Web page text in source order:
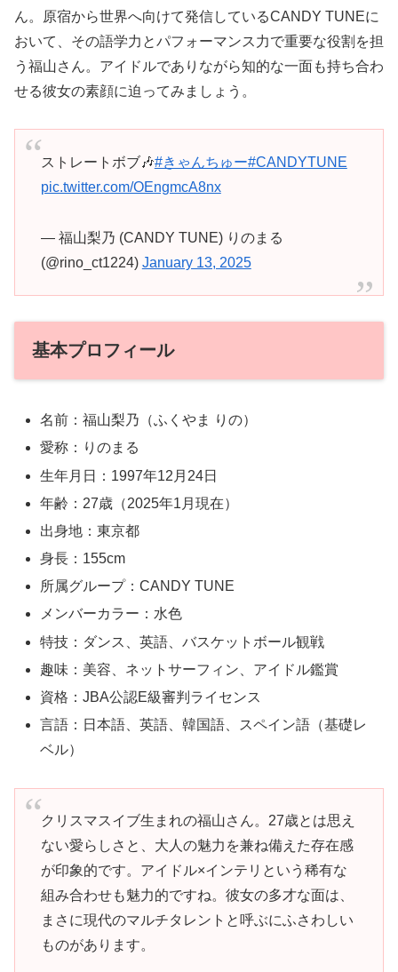
ん。原宿から世界へ向けて発信しているCANDY TUNEに
おいて、その語学力とパフォーマンス力で重要な役割を担
う福山さん。アイドルでありながら知的な一面も持ち合わ
せる彼女の素顔に迫ってみましょう。
ストレートボブ🎶#きゃんちゅー#CANDYTUNE
pic.twitter.com/OEngmcA8nx
— 福山梨乃 (CANDY TUNE) りのまる
(@rino_ct1224) January 13, 2025
基本プロフィール
名前：福山梨乃（ふくやま りの）
愛称：りのまる
生年月日：1997年12月24日
年齢：27歳（2025年1月現在）
出身地：東京都
身長：155cm
所属グループ：CANDY TUNE
メンバーカラー：水色
特技：ダンス、英語、バスケットボール観戦
趣味：美容、ネットサーフィン、アイドル鑑賞
資格：JBA公認E級審判ライセンス
言語：日本語、英語、韓国語、スペイン語（基礎レ
ベル）
クリスマスイブ生まれの福山さん。27歳とは思え
ない愛らしさと、大人の魅力を兼ね備えた存在感
が印象的です。アイドル×インテリという稀有な
組み合わせも魅力的ですね。彼女の多才な面は、
まさに現代のマルチタレントと呼ぶにふさわしい
ものがあります。